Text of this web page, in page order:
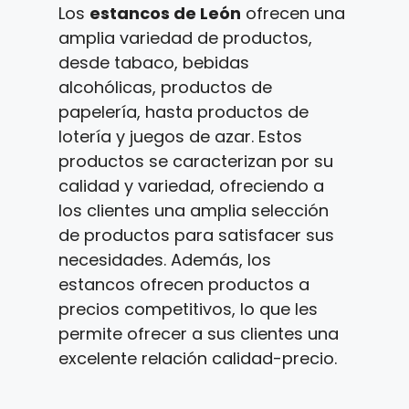
Los estancos de León ofrecen una
amplia variedad de productos,
desde tabaco, bebidas
alcohólicas, productos de
papelería, hasta productos de
lotería y juegos de azar. Estos
productos se caracterizan por su
calidad y variedad, ofreciendo a
los clientes una amplia selección
de productos para satisfacer sus
necesidades. Además, los
estancos ofrecen productos a
precios competitivos, lo que les
permite ofrecer a sus clientes una
excelente relación calidad-precio.